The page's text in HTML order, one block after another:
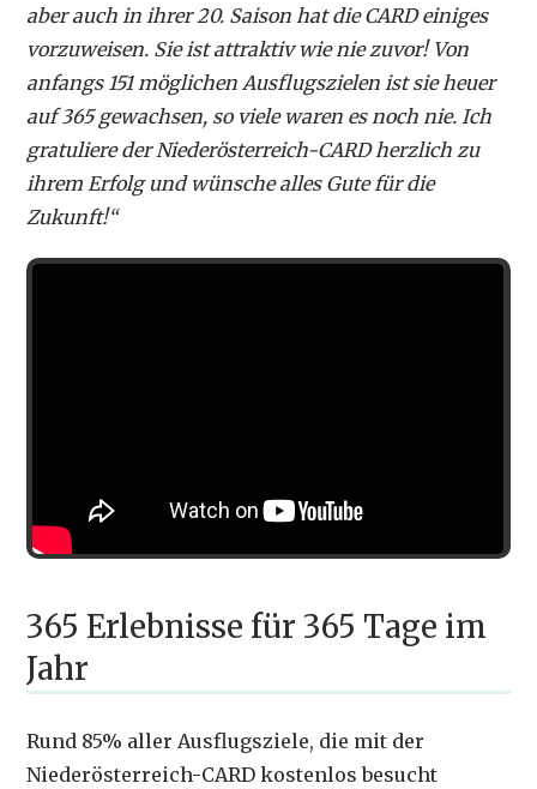
aber auch in ihrer 20. Saison hat die CARD einiges
vorzuweisen. Sie ist attraktiv wie nie zuvor! Von
anfangs 151 möglichen Ausflugszielen ist sie heuer
auf 365 gewachsen, so viele waren es noch nie. Ich
gratuliere der Niederösterreich-CARD herzlich zu
ihrem Erfolg und wünsche alles Gute für die
Zukunft!“
365 Erlebnisse für 365 Tage im
Jahr
Rund 85% aller Ausflugsziele, die mit der
Niederösterreich-CARD kostenlos besucht